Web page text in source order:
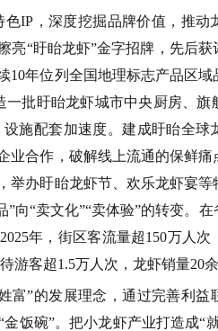
色IP ，深度挖掘品牌价值，推
亮“盱眙龙虾”金字招牌，先后获
10年位列全国地理标志产品区
批盱眙龙虾城市中央厨房、旗
设施配套加速度。建成盱眙全球
业合作，破解线上流通的保鲜痛
举办盱眙龙虾节、欢乐龙虾宴
”向“卖文化”“卖体验”的转变。在
2025年，街区客流量超150万人次
游客超1.5万人次，龙虾销量20
富”的发展理念，通过完善利益
金饭碗”。把小龙虾产业打造成“